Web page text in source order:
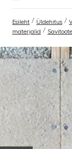
Esileht / Üldehitus /
materjalid /